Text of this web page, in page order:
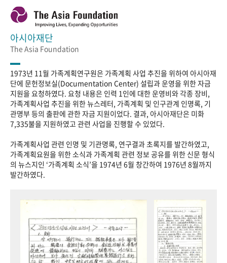
아시아재단
The Asia Foundation
1973년 11월 가족계획연구원은 가족계획 사업 추진을 위하여 아시아재
단에 문헌정보실(Documentation Center) 설립과 운영을 위한 자금
지원을 요청하였다. 요청 내용은 인력 1인에 대한 운영비와 각종 장비,
가족계획사업 추진을 위한 뉴스레터, 가족계획 및 인구관계 인명록, 기
관명부 등의 출판에 관한 자금 지원이었다. 결과, 아시아재단은 미화
7,335불을 지원하였고 관련 사업을 진행할 수 있었다.
가족계획사업 관련 인명 및 기관명록, 연구결과 초록지를 발간하였고,
가족계획요원을 위한 소식과 가족계획 관련 정보 공유를 위한 신문 형식
의 뉴스지인 ‘가족계획 소식’을 1974년 6월 창간하여 1976년 8월까지
발간하였다.